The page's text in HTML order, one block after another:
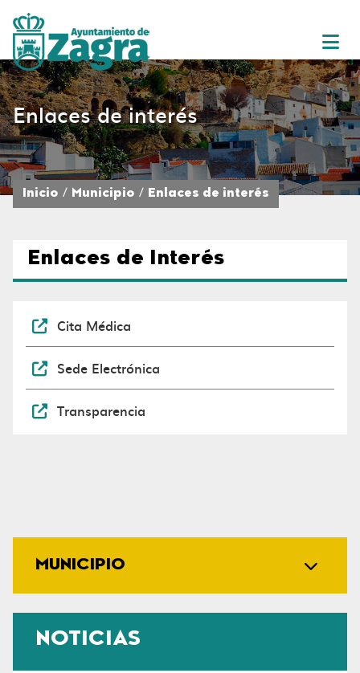
Enlaces de interés
Inicio Municipio Enlaces de interés
MUNICIPIO
NOTICIAS
Enlaces de Interés
Cita Médica
Sede Electrónica
Transparencia